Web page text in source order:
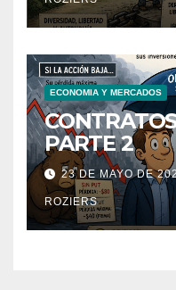
ECONOMIA Y MERCADOS
PARTE 2
23 DE MAYO DE
ROZIERS